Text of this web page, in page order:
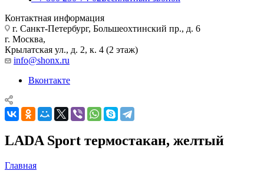
Контактная информация
г. Санкт-Петербург, Большеохтинский пр., д. 6
г. Москва,
Крылатская ул., д. 2, к. 4 (2 этаж)
info@shonx.ru
Вконтакте
LADA Sport термостакан, желтый
Главная